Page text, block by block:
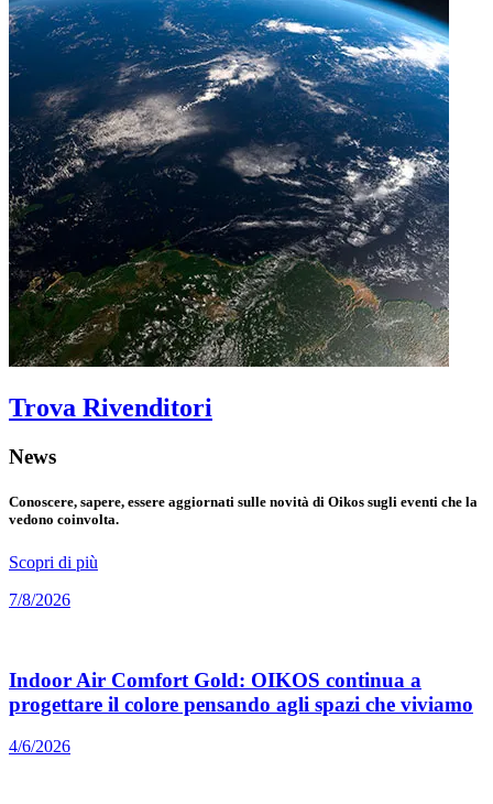
Trova Rivenditori
News
Conoscere, sapere, essere aggiornati sulle novità di Oikos sugli eventi che la
vedono coinvolta.
Scopri di più
7/8/2026
Indoor Air Comfort Gold: OIKOS continua a
progettare il colore pensando agli spazi che viviamo
4/6/2026